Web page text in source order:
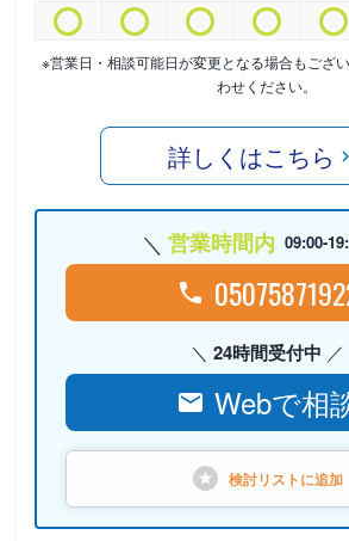
※営業日・相談可能日が変更となる場合もござ
わせください。
詳しくはこちら
営業時間内 09:00-
24時間受付中
Webで相
検討リストに追加